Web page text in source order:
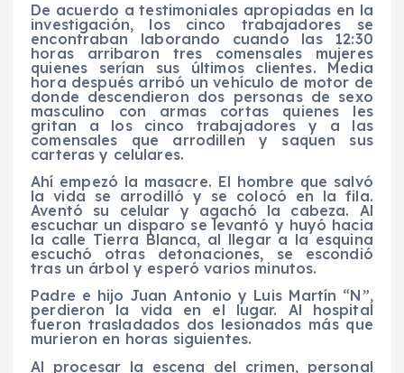
De acuerdo a testimoniales apropiadas en la
investigación, los cinco trabajadores se
encontraban laborando cuando las 12:30
horas arribaron tres comensales mujeres
quienes serían sus últimos clientes. Media
hora después arribó un vehículo de motor de
donde descendieron dos personas de sexo
masculino con armas cortas quienes les
gritan a los cinco trabajadores y a las
comensales que arrodillen y saquen sus
carteras y celulares.
Ahí empezó la masacre. El hombre que salvó
la vida se arrodilló y se colocó en la fila.
Aventó su celular y agachó la cabeza. Al
escuchar un disparo se levantó y huyó hacia
la calle Tierra Blanca, al llegar a la esquina
escuchó otras detonaciones, se escondió
tras un árbol y esperó varios minutos.
Padre e hijo Juan Antonio y Luis Martín “N”,
perdieron la vida en el lugar. Al hospital
fueron trasladados dos lesionados más que
murieron en horas siguientes.
Al procesar la escena del crimen, personal